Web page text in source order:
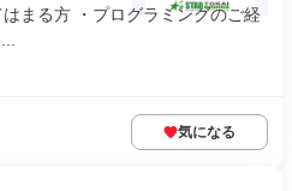
まる方 ・プログラミングのご経
気になる